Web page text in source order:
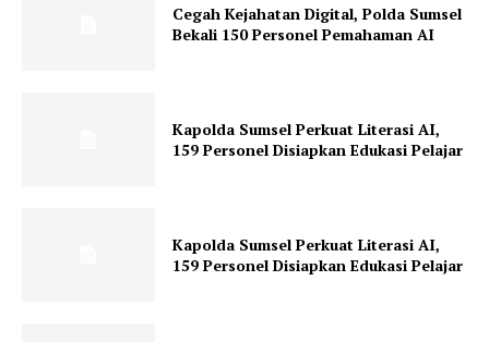
Cegah Kejahatan Digital, Polda Sumsel
Bekali 150 Personel Pemahaman AI
Kapolda Sumsel Perkuat Literasi AI,
159 Personel Disiapkan Edukasi Pelajar
Kapolda Sumsel Perkuat Literasi AI,
159 Personel Disiapkan Edukasi Pelajar